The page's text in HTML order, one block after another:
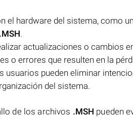
el hardware del sistema, como
.MSH.
actualizaciones o cambios
o errores que resulten en la
usuarios pueden eliminar
del sistema.
de los archivos .MSH pueden